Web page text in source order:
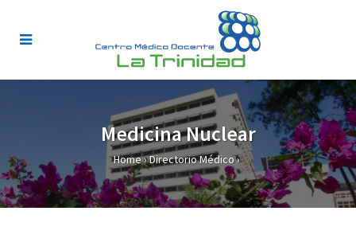
Medicina Nuclear
Home›Directorio Médico›